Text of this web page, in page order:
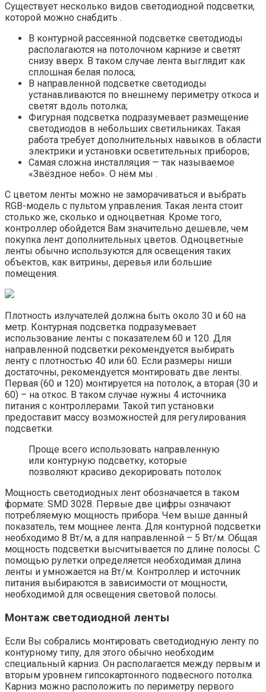
Существует несколько видов светодиодной подсветки,
которой можно снабдить .
В контурной рассеянной подсветке светодиоды
располагаются на потолочном карнизе и светят
снизу вверх. В таком случае лента выглядит как
сплошная белая полоса;
В направленной подсветке светодиоды
устанавливаются по внешнему периметру откоса и
светят вдоль потолка;
Фигурная подсветка подразумевает размещение
светодиодов в небольших светильниках. Такая
работа требует дополнительных навыков в области
электрики и установки осветительных приборов;
Самая сложна инсталляция — так называемое
«Звёздное небо». О нём мы .
С цветом ленты можно не заморачиваться и выбрать
RGB-модель с пультом управления. Такая лента стоит
столько же, сколько и одноцветная. Кроме того,
контроллер обойдется Вам значительно дешевле, чем
покупка лент дополнительных цветов. Одноцветные
ленты обычно используются для освещения таких
объектов, как витрины, деревья или большие
помещения.
Плотность излучателей должна быть около 30 и 60 на
метр. Контурная подсветка подразумевает
использование ленты с показателем 60 и 120. Для
направленной подсветки рекомендуется выбирать
ленту с плотностью 40 или 60. Если размеры ниши
достаточны, рекомендуется монтировать две ленты.
Первая (60 и 120) монтируется на потолок, а вторая (30 и
60) – на откос. В таком случае нужны 4 источника
питания с контроллерами. Такой тип установки
предоставит массу возможностей для регулирования
подсветки.
Проще всего использовать направленную
или контурную подсветку, которые
позволяют красиво декорировать потолок
Мощность светодиодных лент обозначается в таком
формате: SMD 3028. Первые две цифры означают
потребляемую мощность прибора. Чем выше данный
показатель, тем мощнее лента. Для контурной подсветки
необходимо 8 Вт/м, а для направленной – 5 Вт/м. Общая
мощность подсветки высчитывается по длине полосы. С
помощью рулетки определяется необходимая длина
ленты и умножается на Вт/м. Контроллер и источник
питания выбираются в зависимости от мощности,
необходимой для освещения световой полосы.
Монтаж светодиодной ленты
Если Вы собрались монтировать светодиодную ленту по
контурному типу, для этого обычно необходим
специальный карниз. Он располагается между первым и
вторым уровнем гипсокартонного подвесного потолка.
Карниз можно расположить по периметру первого